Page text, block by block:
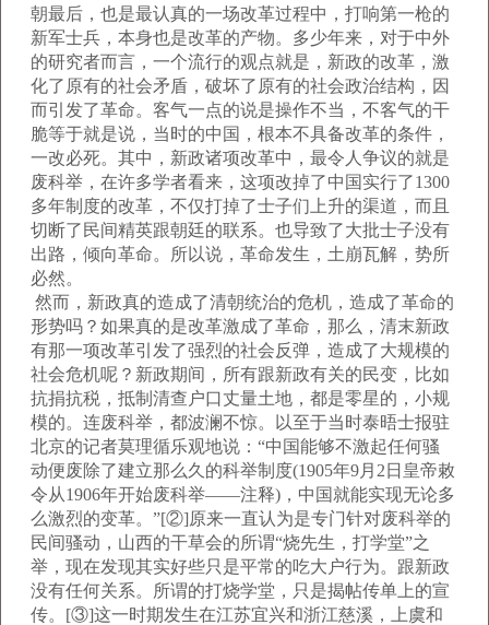
朝最后，也是最认真的一场改革过程中，打响第一枪的
新军士兵，本身也是改革的产物。多少年来，对于中外
的研究者而言，一个流行的观点就是，新政的改革，激
化了原有的社会矛盾，破坏了原有的社会政治结构，因
而引发了革命。客气一点的说是操作不当，不客气的干
脆等于就是说，当时的中国，根本不具备改革的条件，
一改必死。其中，新政诸项改革中，最令人争议的就是
废科举，在许多学者看来，这项改掉了中国实行了1300
多年制度的改革，不仅打掉了士子们上升的渠道，而且
切断了民间精英跟朝廷的联系。也导致了大批士子没有
出路，倾向革命。所以说，革命发生，土崩瓦解，势所
必然。
然而，新政真的造成了清朝统治的危机，造成了革命的
形势吗？如果真的是改革激成了革命，那么，清末新政
有那一项改革引发了强烈的社会反弹，造成了大规模的
社会危机呢？新政期间，所有跟新政有关的民变，比如
抗捐抗税，抵制清查户口丈量土地，都是零星的，小规
模的。连废科举，都波澜不惊。以至于当时泰晤士报驻
北京的记者莫理循乐观地说：“中国能够不激起任何骚
动便废除了建立那么久的科举制度(1905年9月2日皇帝敕
令从1906年开始废科举——注释)，中国就能实现无论多
么激烈的变革。”[②]原来一直认为是专门针对废科举的
民间骚动，山西的干草会的所谓“烧先生，打学堂”之
举，现在发现其实好些只是平常的吃大户行为。跟新政
没有任何关系。所谓的打烧学堂，只是揭帖传单上的宣
传。[③]这一时期发生在江苏宜兴和浙江慈溪，上虞和